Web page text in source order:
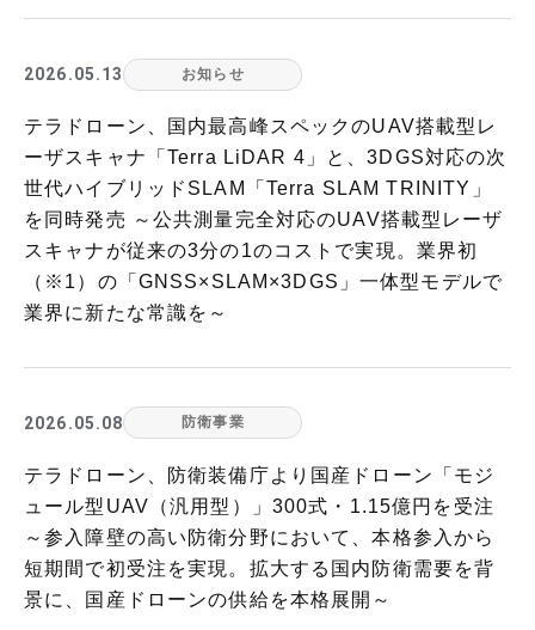
2026.05.13 お知らせ
テラドローン、国内最高峰スペックのUAV搭載型レ
ーザスキャナ「Terra LiDAR 4」と、3DGS対応の次
世代ハイブリッドSLAM「Terra SLAM TRINITY」
を同時発売 ～公共測量完全対応のUAV搭載型レーザ
スキャナが従来の3分の1のコストで実現。業界初
（※1）の「GNSS×SLAM×3DGS」一体型モデルで
業界に新たな常識を～
2026.05.08 防衛事業
テラドローン、防衛装備庁より国産ドローン「モジ
ュール型UAV（汎用型）」300式・1.15億円を受注
～参入障壁の高い防衛分野において、本格参入から
短期間で初受注を実現。拡大する国内防衛需要を背
景に、国産ドローンの供給を本格展開～